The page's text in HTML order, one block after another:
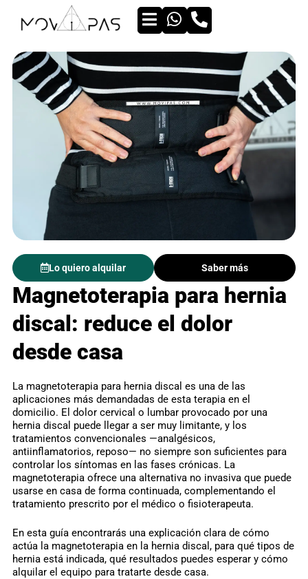
Lo quiero alquilar Saber más
Magnetoterapia para hernia
discal: reduce el dolor
desde casa
La magnetoterapia para hernia discal es una de las
aplicaciones más demandadas de esta terapia en el
domicilio. El dolor cervical o lumbar provocado por una
hernia discal puede llegar a ser muy limitante, y los
tratamientos convencionales —analgésicos,
antiinflamatorios, reposo— no siempre son suficientes para
controlar los síntomas en las fases crónicas. La
magnetoterapia ofrece una alternativa no invasiva que puede
usarse en casa de forma continuada, complementando el
tratamiento prescrito por el médico o fisioterapeuta.
En esta guía encontrarás una explicación clara de cómo
actúa la magnetoterapia en la hernia discal, para qué tipos de
hernia está indicada, qué resultados puedes esperar y cómo
alquilar el equipo para tratarte desde casa.